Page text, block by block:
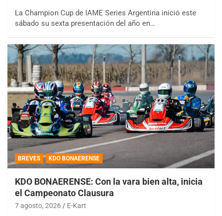
La Champion Cup de IAME Series Argentina inició este
sábado su sexta presentación del año en…
BREVES KDO BONAERENSE
KDO BONAERENSE: Con la vara bien alta, inicia
el Campeonato Clausura
7 agosto, 2026 E-Kart